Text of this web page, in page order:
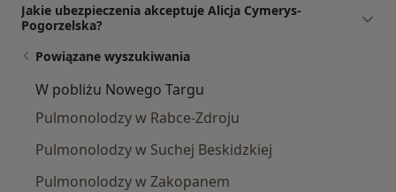
Jakie ubezpieczenia akceptuje Alicja Cymerys-
Pogorzelska?
Powiązane wyszukiwania
W pobliżu Nowego Targu
Pulmonolodzy w Rabce-Zdroju
Pulmonolodzy w Suchej Beskidzkiej
Pulmonolodzy w Zakopanem